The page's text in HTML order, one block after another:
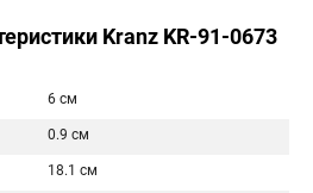
Kranz KR-91-0673
6 см
0.9 см
18.1 см